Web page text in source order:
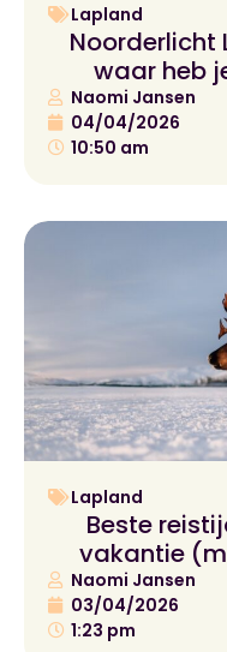
Lapland
Noorderlicht
waar heb
Naomi Jansen
04/04/2026
10:50 am
Lapland
Beste
vakantie
Naomi Jansen
03/04/2026
1:23 pm